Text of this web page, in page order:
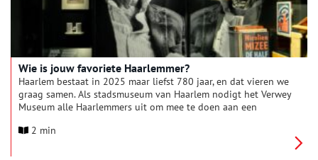
Wie is jouw favoriete Haarlemmer?
Haarlem bestaat in 2025 maar liefst 780 jaar, en dat vieren we
graag samen. Als stadsmuseum van Haarlem nodigt het Verwey
Museum alle Haarlemmers uit om mee te doen aan een
voetbalcoach of favoriete leraar en wordt onderdeel van onze
2 min